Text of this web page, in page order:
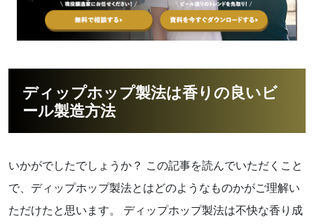
ディップホップ製法は香りの良いビ
ール製造方法
いかがでしたでしょうか？ この記事を読んでいただくこと
で、ディップホップ製法とはどのようなものかがご理解い
ただけたと思います。 ディップホップ製法は不快な香り成